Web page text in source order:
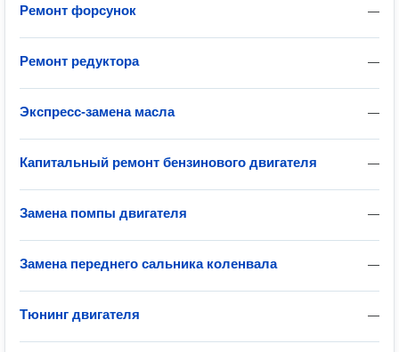
—
Ремонт форсунок
—
Ремонт редуктора
—
Экспресс-замена масла
—
Капитальный ремонт бензинового двигателя
—
Замена помпы двигателя
—
Замена переднего сальника коленвала
—
Тюнинг двигателя